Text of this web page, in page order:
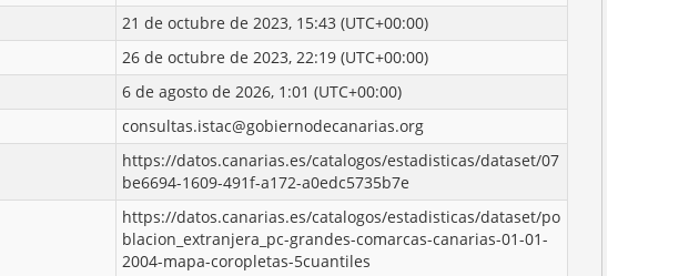
21 de octubre de 2023, 15:43 (UTC+00:00)
26 de octubre de 2023, 22:19 (UTC+00:00)
6 de agosto de 2026, 1:01 (UTC+00:00)
consultas.istac@gobiernodecanarias.org
https://datos.canarias.es/catalogos/estadisticas/dataset/07
be6694-1609-491f-a172-a0edc5735b7e
https://datos.canarias.es/catalogos/estadisticas/dataset/po
blacion_extranjera_pc-grandes-comarcas-canarias-01-01-
2004-mapa-coropletas-5cuantiles